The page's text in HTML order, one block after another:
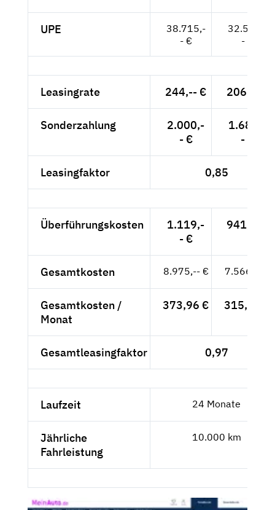
UPE
38.715,-
- €
32.534,-
- €
Leasingrate 244,-- € 206,-- €
Sonderzahlung
2.000,-
- €
1.681,-
- €
Leasingfaktor 0,85
Überführungskosten
1.119,-
- €
941,-- €
Gesamtkosten 8.975,-- € 7.566,-- €
Gesamtkosten /
Monat
373,96 € 315,25 €
Gesamtleasingfaktor 0,97
Laufzeit 24 Monate
Jährliche
Fahrleistung
10.000 km